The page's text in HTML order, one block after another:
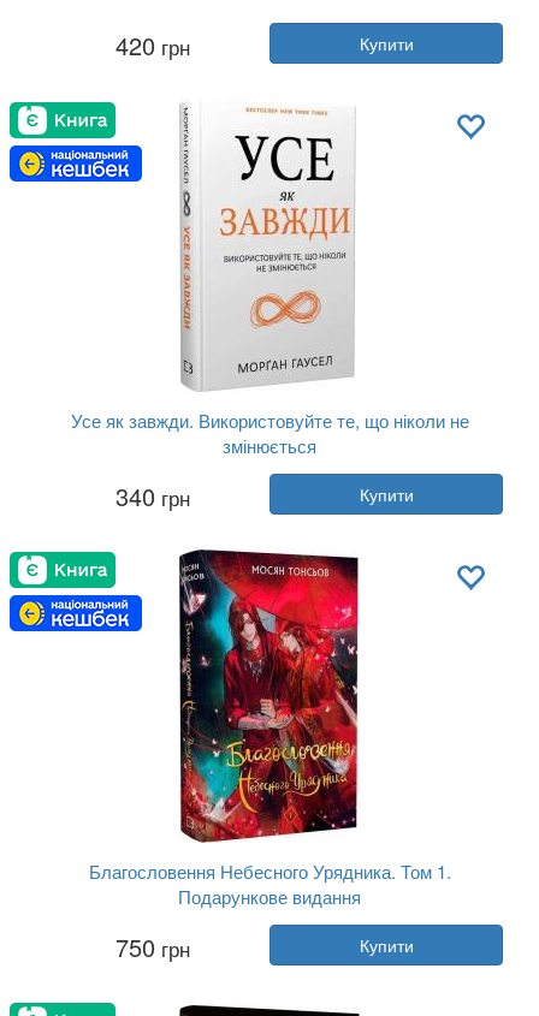
Лі Йондо
Видавництво:BookChef
Мова:Українська
420 грн Купити
Усе як завжди. Використовуйте те, що ніколи не
змінюється
Морган Гаусел
Видавництво:BookChef
Мова:Українська
340 грн Купити
Благословення Небесного Урядника. Том 1.
Подарункове видання
Мосян Тонсьов
Видавництво:BookChef
Мова:Українська
750 грн Купити